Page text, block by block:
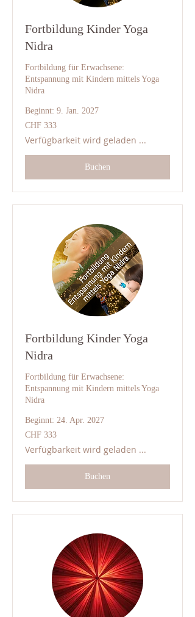
Fortbildung Kinder Yoga
Nidra
Fortbildung für Erwachsene:
Entspannung mit Kindern mittels Yoga
Nidra
Beginnt: 9. Jan. 2027
333
Schweizer
CHF 333
Verfügbarkeit wird geladen ...
Buchen
Fortbildung Kinder Yoga
Nidra
Fortbildung für Erwachsene:
Entspannung mit Kindern mittels Yoga
Nidra
Beginnt: 24. Apr. 2027
333
Schweizer
CHF 333
Verfügbarkeit wird geladen ...
Buchen